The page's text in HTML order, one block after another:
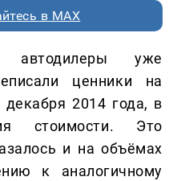
в MAX
уже
ценники на
2014 года, в
стоимости. Это
и на объёмах
к аналогичному